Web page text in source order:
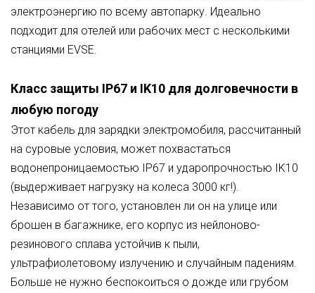
электроэнергию по всему автопарку. Идеально
подходит для отелей или рабочих мест с несколькими
станциями EVSE.
Класс защиты IP67 и IK10 для долговечности в
любую погоду
Этот кабель для зарядки электромобиля, рассчитанный
на суровые условия, может похвастаться
водонепроницаемостью IP67 и ударопрочностью IK10
(выдерживает нагрузку на колеса 3000 кг!).
Независимо от того, установлен ли он на улице или
брошен в багажнике, его корпус из нейлоново-
резинового сплава устойчив к пыли,
ультрафиолетовому излучению и случайным падениям.
Больше не нужно беспокоиться о дожде или грубом